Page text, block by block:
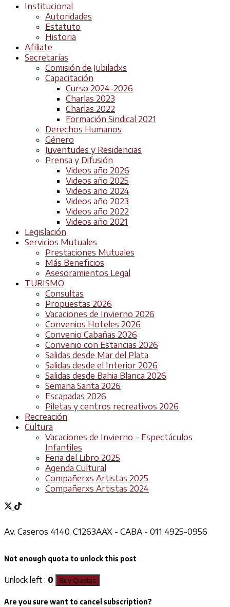
Institucional
Autoridades
Estatuto
Historia
Afiliate
Secretarías
Comisión de Jubiladxs
Capacitación
Curso 2024-2026
Charlas 2023
Charlas 2022
Formación Sindical 2021
Derechos Humanos
Género
Juventudes y Residencias
Prensa y Difusión
Videos año 2026
Videos año 2025
Videos año 2024
Videos año 2023
Videos año 2022
Videos año 2021
Legislación
Servicios Mutuales
Prestaciones Mutuales
Más Beneficios
Asesoramientos Legal
TURISMO
Consultas
Propuestas 2026
Vacaciones de Invierno 2026
Convenios Hoteles 2026
Convenio Cabañas 2026
Convenio con Estancias 2026
Salidas desde Mar del Plata
Salidas desde el Interior 2026
Salidas desde Bahia Blanca 2026
Semana Santa 2026
Escapadas 2026
Piletas y centros recreativos 2026
Recreación
Cultura
Vacaciones de Invierno – Espectáculos
Infantiles
Feria del Libro 2025
Agenda Cultural
Compañerxs Artistas 2025
Compañerxs Artistas 2024
Av. Caseros 4140, C1263AAX - CABA - 011 4925-0956
Not enough quota to unlock this post
Unlock left : 0 Buy Quotas
Are you sure want to cancel subscription?